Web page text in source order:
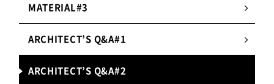
MATERIAL#3
ARCHITECT’S Q&A#1
ARCHITECT’S Q&A#2